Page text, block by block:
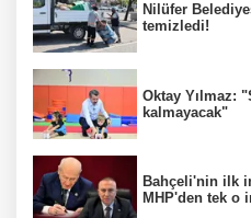
Nilüfer
temizledi!
Oktay Yılmaz:
kalmayacak"
Bahçeli'nin ilk
MHP'den tek o